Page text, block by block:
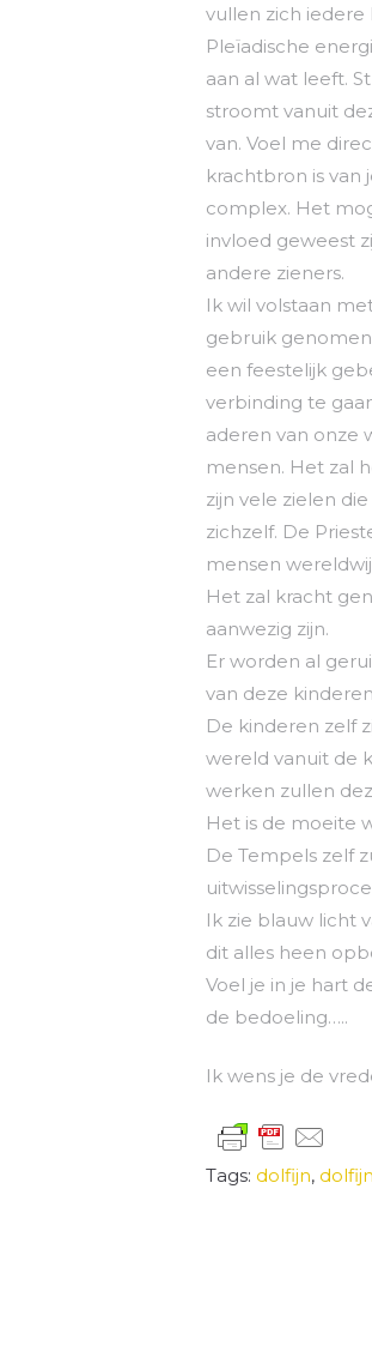
vullen zich
Pleïadische
aan al wat leeft.
stroomt vanuit
van. Voel me
krachtbron is van
complex. Het
invloed geweest
andere zieners.
Ik wil volstaan
gebruik
een feestelijk
verbinding te
aderen van onze
mensen. Het zal
zijn vele zielen
zichzelf. De
mensen
Het zal kracht
aanwezig zijn.
Er worden al
van deze
De kinderen zelf
wereld vanuit de
werken zullen
Het is de moeite
De Tempels zelf
Ik zie blauw licht
dit alles heen
Voel je in je hart
de bedoeling…..
Ik wens je de
Tags: dolfijn,